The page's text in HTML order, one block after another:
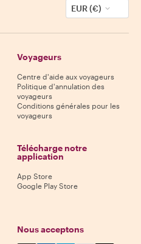
EUR (€)
Voyageurs
Centre d'aide aux voyageurs
Politique d'annulation des
voyageurs
Conditions générales pour les
voyageurs
Télécharge notre
application
App Store
Google Play Store
Nous acceptons